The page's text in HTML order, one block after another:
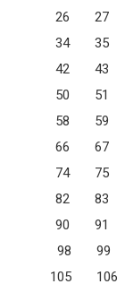
26
27
34
35
42
43
50
51
58
59
66
67
74
75
82
83
90
91
98
99
105
106